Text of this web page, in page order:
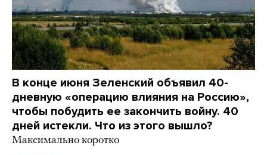
В конце июня Зеленский объявил 40-
дневную «операцию влияния на Россию»,
чтобы побудить ее закончить войну. 40
дней истекли. Что из этого вышло?
Максимально коротко